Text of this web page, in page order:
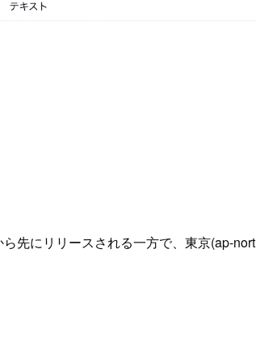
先にリリースされる一方で、東京(ap-